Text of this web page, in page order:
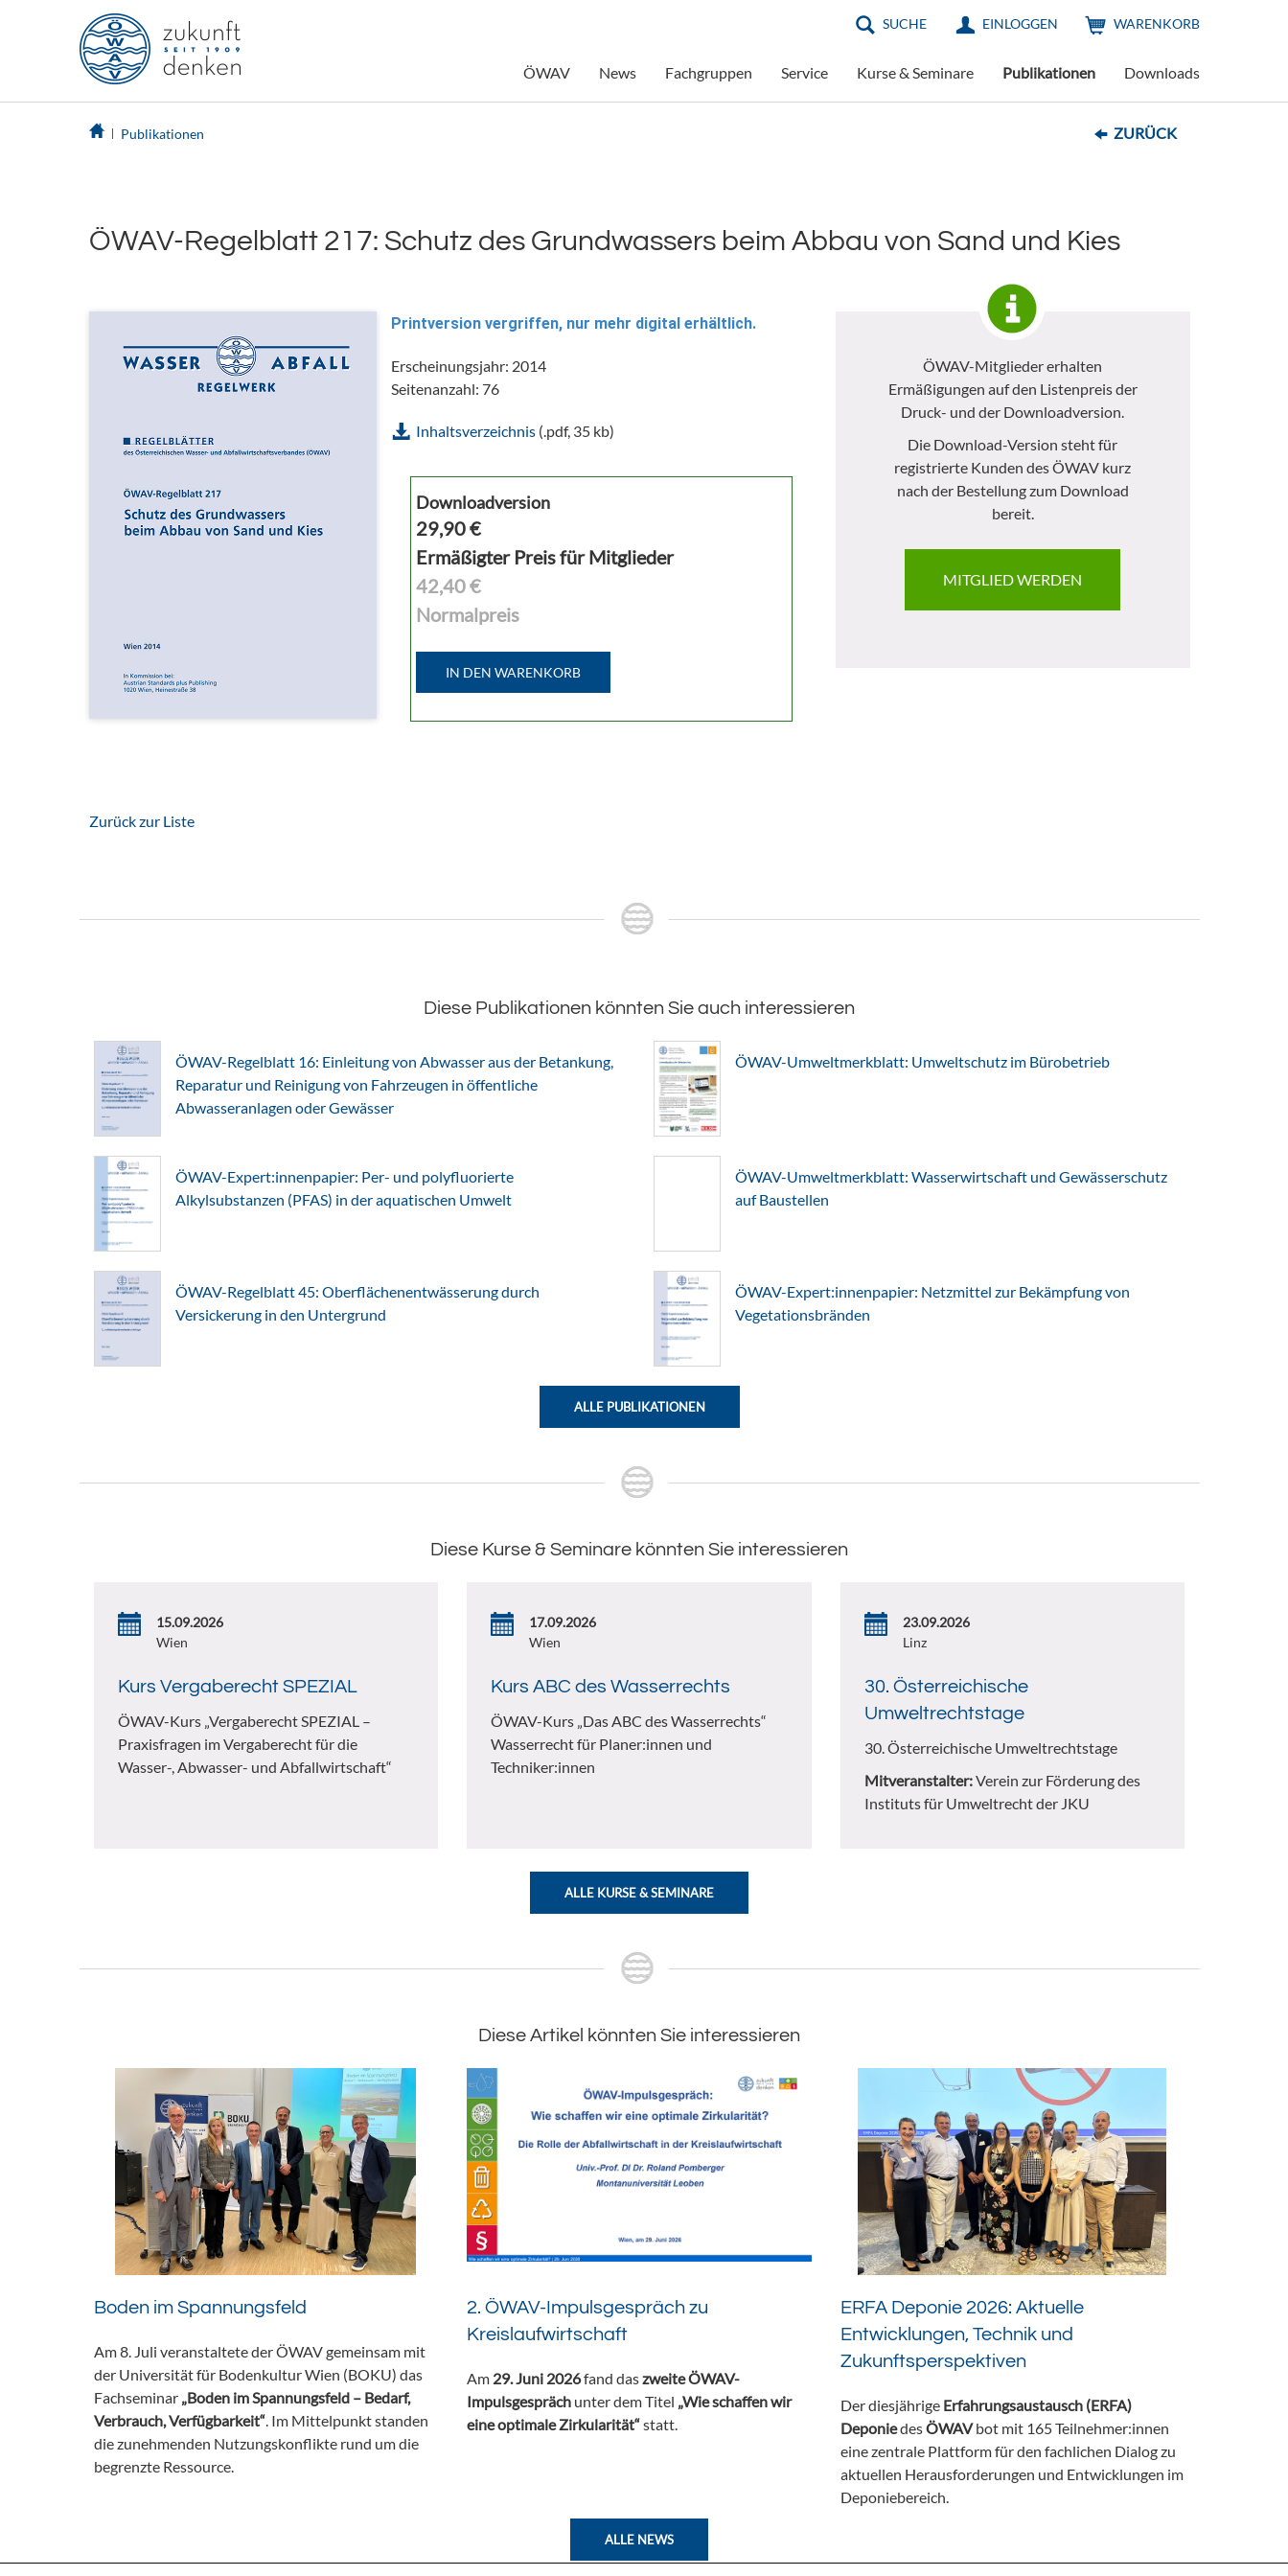
SUCHE EINLOGGEN WARENKORB
ÖWAV News Fachgruppen Service Kurse & Seminare Publikationen Downloads
Publikationen ZURÜCK
ÖWAV-Regelblatt 217: Schutz des Grundwassers beim Abbau von Sand und Kies
Printversion vergriffen, nur mehr digital erhältlich.
Erscheinungsjahr: 2014
Seitenanzahl: 76
Inhaltsverzeichnis(.pdf, 35 kb)
Downloadversion
29,90€
Ermäßigter Preis für Mitglieder
42,40 €
Normalpreis
IN DEN WARENKORB
ÖWAV-Mitglieder erhalten
Ermäßigungen auf den Listenpreis der
Druck- und der Downloadversion.
Die Download-Version steht für
registrierte Kunden des ÖWAV kurz
nach der Bestellung zum Download
bereit.
MITGLIED WERDEN
Zurück zur Liste
Diese Publikationen könnten Sie auch interessieren
ÖWAV-Regelblatt 16: Einleitung von Abwasser aus der Betankung,
Reparatur und Reinigung von Fahrzeugen in öffentliche
Abwasseranlagen oder Gewässer
ÖWAV-Umweltmerkblatt: Umweltschutz im Bürobetrieb
ÖWAV-Expert:innenpapier: Per- und polyfluorierte
Alkylsubstanzen (PFAS) in der aquatischen Umwelt
ÖWAV-Umweltmerkblatt: Wasserwirtschaft und Gewässerschutz
auf Baustellen
ÖWAV-Regelblatt 45: Oberflächenentwässerung durch
Versickerung in den Untergrund
ÖWAV-Expert:innenpapier: Netzmittel zur Bekämpfung von
Vegetationsbränden
ALLE PUBLIKATIONEN
Diese Kurse & Seminare könnten Sie interessieren
15.09.2026
Wien
Kurs Vergaberecht SPEZIAL
ÖWAV-Kurs „Vergaberecht SPEZIAL –
Praxisfragen im Vergaberecht für die
Wasser-, Abwasser- und Abfallwirtschaft“
17.09.2026
Wien
Kurs ABC des Wasserrechts
ÖWAV-Kurs „Das ABC des Wasserrechts“
Wasserrecht für Planer:innen und
Techniker:innen
23.09.2026
Linz
30. Österreichische
Umweltrechtstage
30. Österreichische Umweltrechtstage
Mitveranstalter:Verein zur Förderung des
Instituts für Umweltrecht der JKU
ALLE KURSE & SEMINARE
Diese Artikel könnten Sie interessieren
Boden im Spannungsfeld
Am 8. Juli veranstaltete der ÖWAV gemeinsam mit
der Universität für Bodenkultur Wien (BOKU) das
Fachseminar „Boden im Spannungsfeld – Bedarf,
Verbrauch, Verfügbarkeit“. Im Mittelpunkt standen
die zunehmenden Nutzungskonflikte rund um die
begrenzte Ressource.
2. ÖWAV-Impulsgespräch zu
Kreislaufwirtschaft
Am 29. Juni 2026fand daszweite ÖWAV-
Impulsgespräch unter dem Titel „Wie schaffen wir
eine optimale Zirkularität“statt.
ERFA Deponie 2026: Aktuelle
Entwicklungen, Technik und
Zukunftsperspektiven
Der diesjährige Erfahrungsaustausch (ERFA)
DeponiedesÖWAVbot mit 165 Teilnehmer:innen
eine zentrale Plattform für den fachlichen Dialog zu
aktuellen Herausforderungen und Entwicklungen im
Deponiebereich.
ALLE NEWS